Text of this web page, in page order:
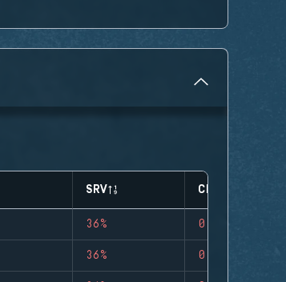
SRV CLUTCHES
36% 0
36% 0